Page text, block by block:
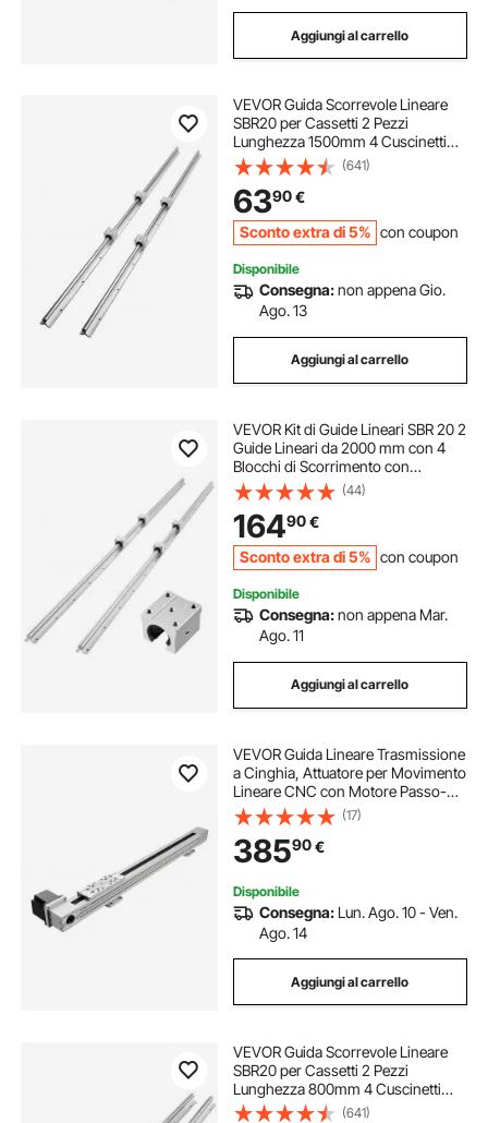
Aggiungi al carrello
VEVOR Guida Scorrevole Lineare
SBR20 per Cassetti 2 Pezzi
Lunghezza 1500mm 4 Cuscinetti
SBR20UU, Binario di Guida 2 Pz per
Scorrimento per Cassetti Mobili in
Acciaio al Carbonio Carico Statico
1370N
(641)
6390€
Sconto extra di 5% con coupon
Disponibile
Consegna:non appena Gio.
Ago. 13
Aggiungi al carrello
VEVOR Kit di Guide Lineari SBR 20 2
Guide Lineari da 2000 mm con 4
Blocchi di Scorrimento con
Cuscinetti, Albero Supportato, Set
di Guida Lineare di Scorrimento per
Macchine da Taglio, Fresatura
(44)
16490€
Sconto extra di 5% con coupon
Disponibile
Consegna:non appena Mar.
Ago. 11
Aggiungi al carrello
VEVOR Guida Lineare Trasmissione
a Cinghia, Attuatore per Movimento
Lineare CNC con Motore Passo-
passo Nema 34, Corsa Effettiva
600 mm, Binario per Movimento
per Macchina per Incisione,
Stampante 3D
(17)
38590€
Disponibile
Consegna: Lun. Ago. 10 - Ven.
Ago. 14
Aggiungi al carrello
VEVOR Guida Scorrevole Lineare
SBR20 per Cassetti 2 Pezzi
Lunghezza 800mm 4 Cuscinetti
SBR20UU, Binario di Guida 2 Pz per
(641)